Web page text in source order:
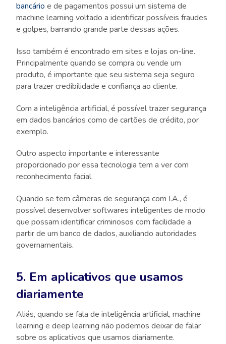
bancário e de pagamentos possui um sistema de
machine learning voltado a identificar possíveis fraudes
e golpes, barrando grande parte dessas ações.
Isso também é encontrado em sites e lojas on-line.
Principalmente quando se compra ou vende um
produto, é importante que seu sistema seja seguro
para trazer credibilidade e confiança ao cliente.
Com a inteligência artificial, é possível trazer segurança
em dados bancários como de cartões de crédito, por
exemplo.
Outro aspecto importante e interessante
proporcionado por essa tecnologia tem a ver com
reconhecimento facial.
Quando se tem câmeras de segurança com I.A., é
possível desenvolver softwares inteligentes de modo
que possam identificar criminosos com facilidade a
partir de um banco de dados, auxiliando autoridades
governamentais.
5. Em aplicativos que usamos
diariamente
Aliás, quando se fala de inteligência artificial, machine
learning e deep learning não podemos deixar de falar
sobre os aplicativos que usamos diariamente.